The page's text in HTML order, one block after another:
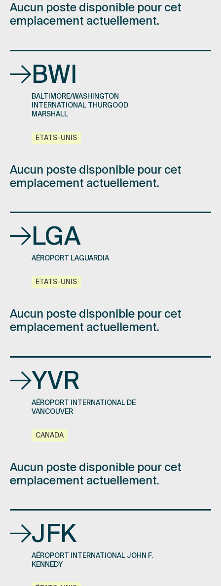
Aucun poste disponible pour cet
emplacement actuellement.
BWI
BALTIMORE/WASHINGTON
INTERNATIONAL THURGOOD
MARSHALL
ÉTATS-UNIS
Aucun poste disponible pour cet
emplacement actuellement.
LGA
AÉROPORT LAGUARDIA
ÉTATS-UNIS
Aucun poste disponible pour cet
emplacement actuellement.
YVR
AÉROPORT INTERNATIONAL DE
VANCOUVER
CANADA
Aucun poste disponible pour cet
emplacement actuellement.
JFK
AÉROPORT INTERNATIONAL JOHN F.
KENNEDY